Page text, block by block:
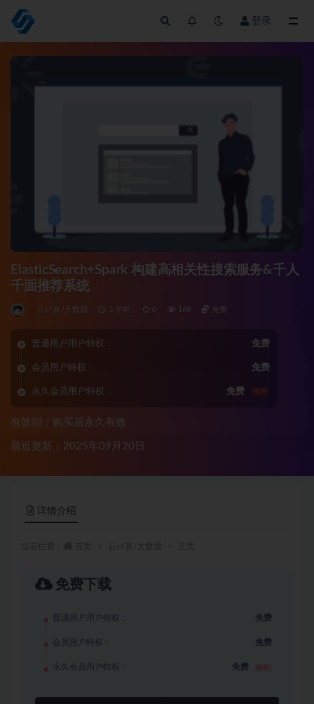
登录
ElasticSearch+Spark 构建高相关性搜索服务&千人
千面推荐系统
云计算/大数据 3 年前 0 168 免费
普通用户用户特权： 免费
会员用户特权： 免费
永久会员用户特权： 免费 推荐
有效期：购买后永久有效
最近更新：2025年09月20日
详情介绍
免费下载
普通用户用户特权： 免费
会员用户特权： 免费
永久会员用户特权： 免费